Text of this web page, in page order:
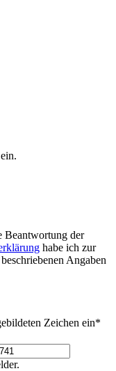
Beantwortung der
habe ich zur
Angaben
Zeichen ein*